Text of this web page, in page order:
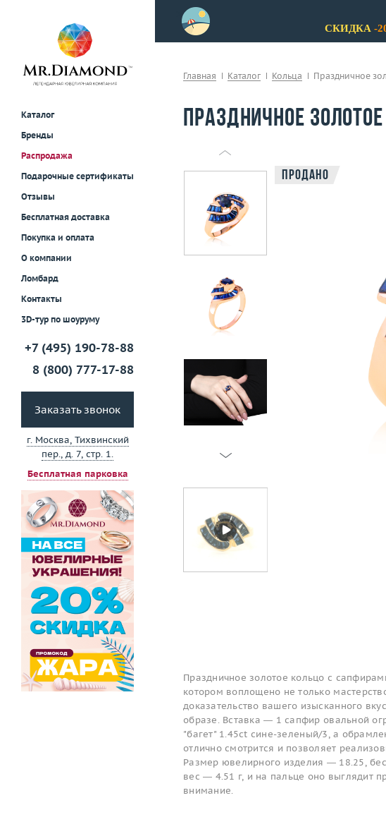
Каталог
Бренды
Распродажа
Подарочные сертификаты
Отзывы
Бесплатная доставка
Покупка и оплата
О компании
Ломбард
Контакты
3D-тур по шоуруму
+7 (495) 190-78-88
8 (800) 777-17-88
Заказать звонок
г. Москва, Тихвинский
пер., д. 7, стр. 1.
Бесплатная парковка
примерки!
СКИДКА -
Главная Каталог Кольца Праздничное
Праздничное
Продано
Праздничное золотое кольцо с
котором воплощено не только
доказательство вашего изысканного
образе. Вставка — 1 сапфир овальной
"багет" 1.45ct сине-зеленый/3, а
отлично смотрится и позволяет
Размер ювелирного изделия — 18.25,
вес — 4.51 г, и на пальце оно выглядит
внимание.